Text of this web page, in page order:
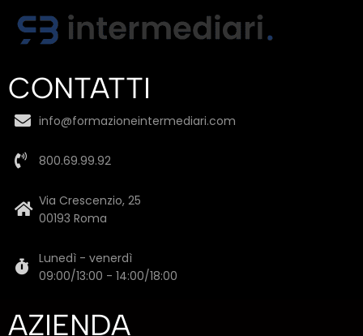
CONTATTI
info@formazioneintermediari.com
800.69.99.92
Via Crescenzio, 25
00193 Roma
Lunedì - venerdì
09:00/13:00 - 14:00/18:00
AZIENDA